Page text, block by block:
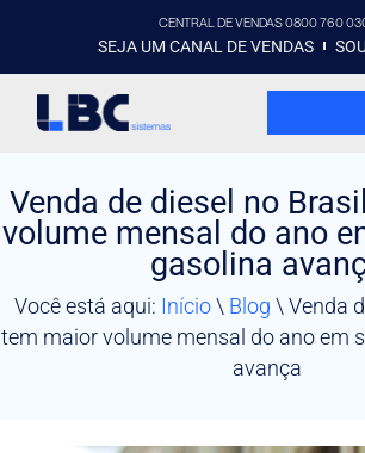
CENTRAL DE VENDAS 0800 760
SEJA UM CANAL DE VENDAS
Venda de diesel no
volume mensal do ano
gasolina
Você está aqui: Início\ Blog \ Venda
tem maior volume mensal do ano em
avança